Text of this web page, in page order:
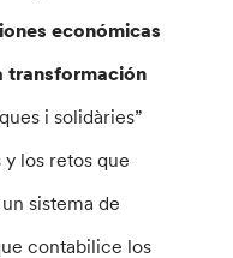
económicas
transformación
i solidàries”
los retos que
sistema de
contabilice los